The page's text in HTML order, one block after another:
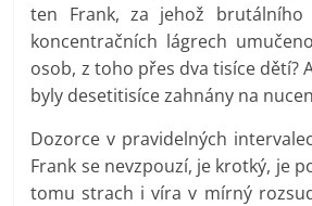
ten Frank, za jehož
koncentračních lágrech
osob, z toho přes dva tisíce dětí?
byly desetitisíce zahnány na
Dozorce v pravidelných
Frank se nevzpouzí, je krotký, je
tomu strach i víra v mírný